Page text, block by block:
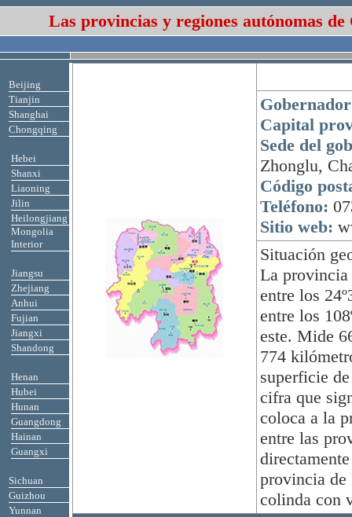
Las provincias y regiones autónomas de
Beijing
Tianjin
Shanghai
Chongqing
Hebei
Shanxi
Liaoning
Jilin
Heilongjiang
Mongolia
Interior
Jiangsu
Zhejiang
Anhui
Fujian
Jiangxi
Shandong
Henan
Hubei
Hunan
Guangdong
Hainan
Guangxi
Sichuan
Guizhou
Yunnan
Capital
Sede del
Zhonglu,
Código
Teléfono:
Sitio web:
Situación
La provincia
entre los
entre los
este. Mide
774
superficie
cifra que
coloca a la
entre las
provincia de
colinda con